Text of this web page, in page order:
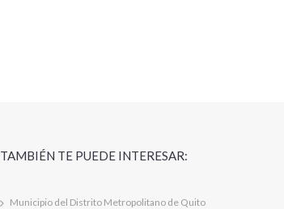
TAMBIÉN TE PUEDE INTERESAR:
Municipio del Distrito Metropolitano de Quito